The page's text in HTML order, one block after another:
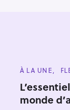
C
T
E
G
O
À LA UNE
monde